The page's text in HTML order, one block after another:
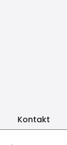
Kontakt